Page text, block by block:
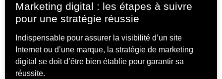
Marketing digital : les étapes à suivre
pour une stratégie réussie
Indispensable pour assurer la visibilité d’un site
Internet ou d’une marque, la stratégie de marketing
digital se doit d’être bien établie pour garantir sa
réussite.